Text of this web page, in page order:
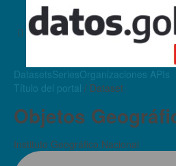
DatasetsSeriesOrganizaciones APIs
Título del portal / Dataset
Objetos
Instituto Geográfico Nacional